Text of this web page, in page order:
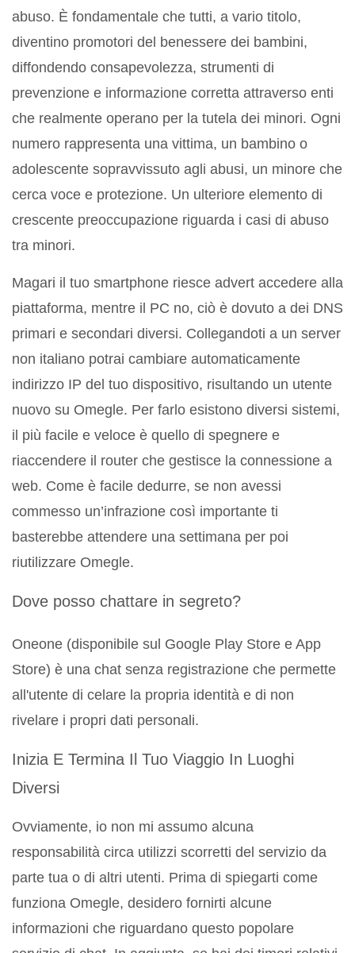
abuso. È fondamentale che tutti, a vario titolo,
diventino promotori del benessere dei bambini,
diffondendo consapevolezza, strumenti di
prevenzione e informazione corretta attraverso enti
che realmente operano per la tutela dei minori. Ogni
numero rappresenta una vittima, un bambino o
adolescente sopravvissuto agli abusi, un minore che
cerca voce e protezione. Un ulteriore elemento di
crescente preoccupazione riguarda i casi di abuso
tra minori.
Magari il tuo smartphone riesce advert accedere alla
piattaforma, mentre il PC no, ciò è dovuto a dei DNS
primari e secondari diversi. Collegandoti a un server
non italiano potrai cambiare automaticamente
indirizzo IP del tuo dispositivo, risultando un utente
nuovo su Omegle. Per farlo esistono diversi sistemi,
il più facile e veloce è quello di spegnere e
riaccendere il router che gestisce la connessione a
web. Come è facile dedurre, se non avessi
commesso un’infrazione così importante ti
basterebbe attendere una settimana per poi
riutilizzare Omegle.
Dove posso chattare in segreto?
Oneone (disponibile sul Google Play Store e App
Store) è una chat senza registrazione che permette
all'utente di celare la propria identità e di non
rivelare i propri dati personali.
Inizia E Termina Il Tuo Viaggio In Luoghi
Diversi
Ovviamente, io non mi assumo alcuna
responsabilità circa utilizzi scorretti del servizio da
parte tua o di altri utenti. Prima di spiegarti come
funziona Omegle, desidero fornirti alcune
informazioni che riguardano questo popolare